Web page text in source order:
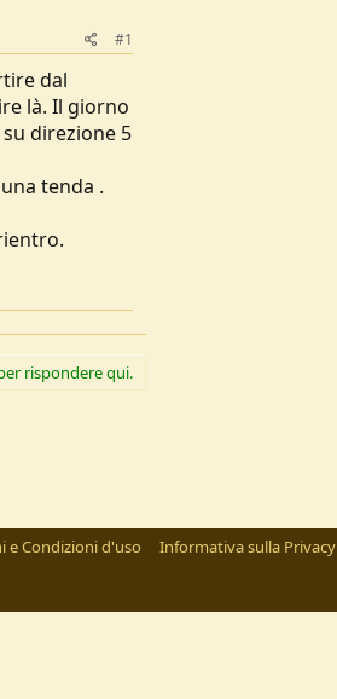
#1
dal
là. Il giorno
direzione 5
tenda .
rispondere qui.
e Condizioni d'uso Informativa sulla Privacy